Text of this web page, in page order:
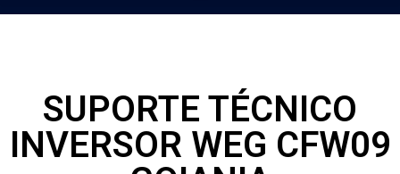
SUPORTE TÉCNICO
INVERSOR WEG CFW09